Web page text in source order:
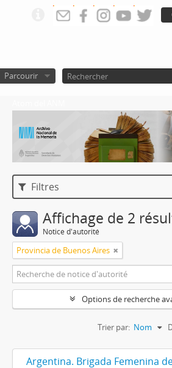
Parcourir
Filtres
Affichage de 2
Notice d'autorité
Provincia de Buenos Aires
Options de recherche
Trier par: Nom